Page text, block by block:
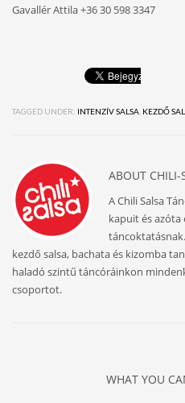
Gavallér Attila +36 30 598 3347
TAGGED UNDER: INTENZÍV SALSA KEZDŐ
ABOUT CHILI-
A Chili Salsa
kapuit és
kezdő salsa, bachata és kizomba
haladó szintű táncóráinkon
csoportot.
WHAT YOU